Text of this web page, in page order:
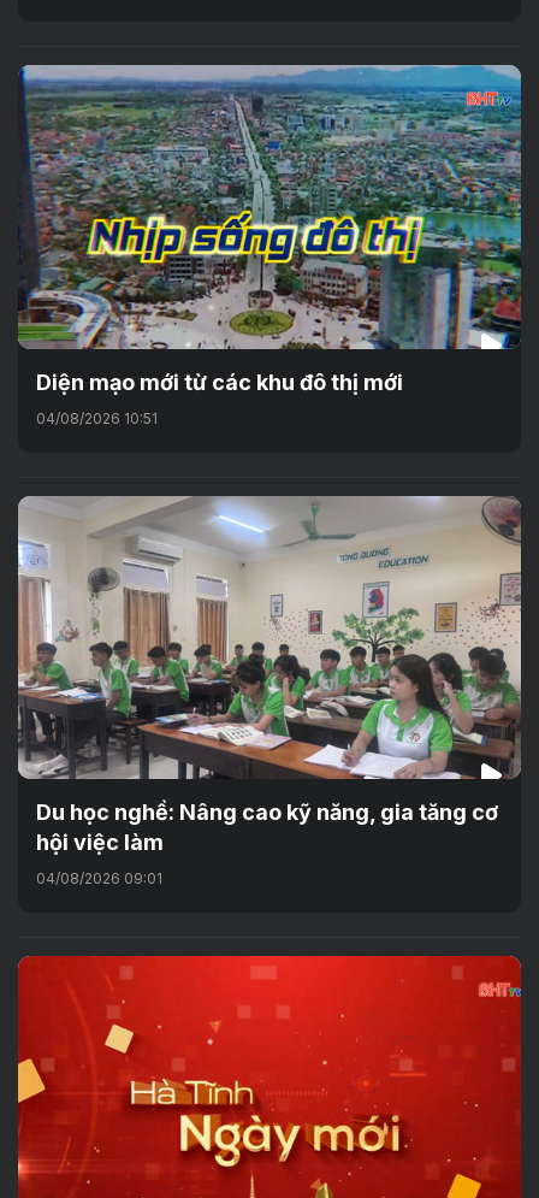
Diện mạo mới từ các khu đô thị mới
04/08/2026 10:51
Du học nghề: Nâng cao kỹ năng, gia tăng cơ
hội việc làm
04/08/2026 09:01